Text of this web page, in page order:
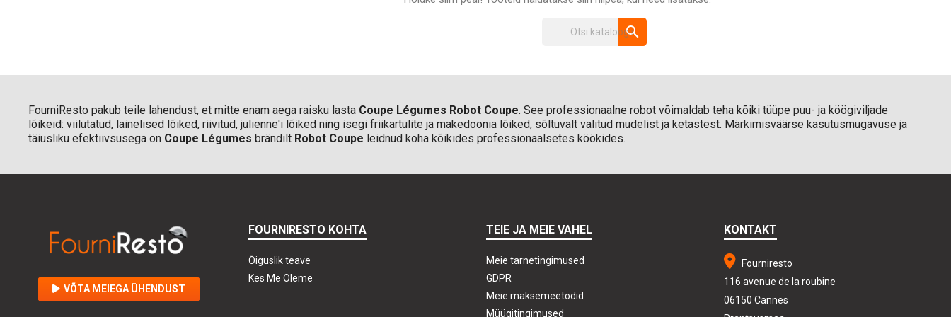
search
FourniResto pakub teile lahendust, et mitte enam aega raisku lasta Coupe Légumes Robot Coupe. See professionaalne robot võimaldab teha kõiki tüüpe puu- ja köögiviljade
lõikeid: viilutatud, lainelised lõiked, riivitud, julienne'i lõiked ning isegi friikartulite ja makedoonia lõiked, sõltuvalt valitud mudelist ja ketastest. Märkimisväärse kasutusmugavuse ja
täiusliku efektiivsusega on Coupe Légumes brändilt Robot Coupe leidnud koha kõikides professionaalsetes köökides.
VÕTA MEIEGA ÜHENDUST
FOURNIRESTO KOHTA
Õiguslik teave
Kes Me Oleme
TEIE JA MEIE VAHEL
Meie tarnetingimused
GDPR
Meie maksemeetodid
Müügitingimused
KONTAKT
Fourniresto
116 avenue de la roubine
06150 Cannes